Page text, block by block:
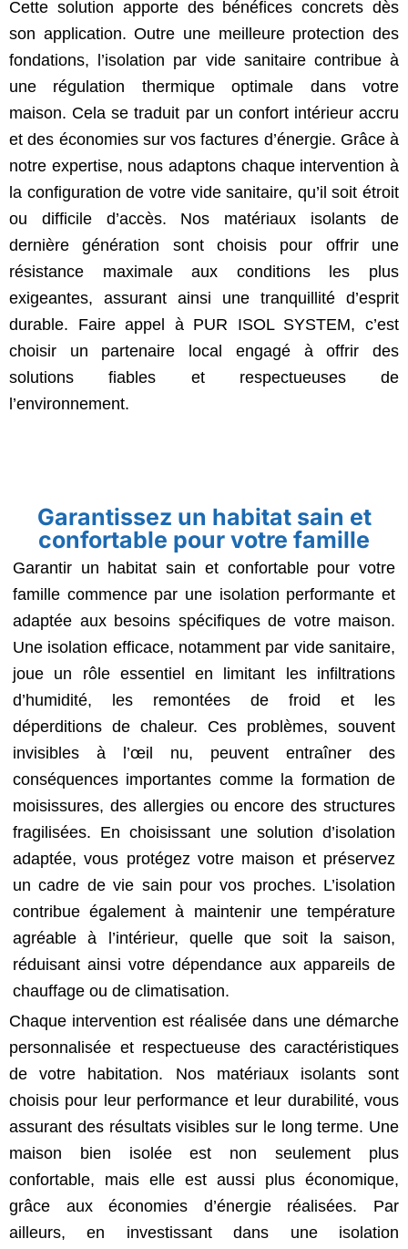
Cette solution apporte des bénéfices concrets dès
son application. Outre une meilleure protection des
fondations, l’isolation par vide sanitaire contribue à
une régulation thermique optimale dans votre
maison. Cela se traduit par un confort intérieur accru
et des économies sur vos factures d’énergie. Grâce à
notre expertise, nous adaptons chaque intervention à
la configuration de votre vide sanitaire, qu’il soit étroit
ou difficile d’accès. Nos matériaux isolants de
dernière génération sont choisis pour offrir une
résistance maximale aux conditions les plus
exigeantes, assurant ainsi une tranquillité d’esprit
durable. Faire appel à PUR ISOL SYSTEM, c’est
choisir un partenaire local engagé à offrir des
solutions fiables et respectueuses de
l’environnement.
Garantissez un habitat sain et
confortable pour votre famille
Garantir un habitat sain et confortable pour votre
famille commence par une isolation performante et
adaptée aux besoins spécifiques de votre maison.
Une isolation efficace, notamment par vide sanitaire,
joue un rôle essentiel en limitant les infiltrations
d’humidité, les remontées de froid et les
déperditions de chaleur. Ces problèmes, souvent
invisibles à l’œil nu, peuvent entraîner des
conséquences importantes comme la formation de
moisissures, des allergies ou encore des structures
fragilisées. En choisissant une solution d’isolation
adaptée, vous protégez votre maison et préservez
un cadre de vie sain pour vos proches. L’isolation
contribue également à maintenir une température
agréable à l’intérieur, quelle que soit la saison,
réduisant ainsi votre dépendance aux appareils de
chauffage ou de climatisation.
Chaque intervention est réalisée dans une démarche
personnalisée et respectueuse des caractéristiques
de votre habitation. Nos matériaux isolants sont
choisis pour leur performance et leur durabilité, vous
assurant des résultats visibles sur le long terme. Une
maison bien isolée est non seulement plus
confortable, mais elle est aussi plus économique,
grâce aux économies d’énergie réalisées. Par
ailleurs, en investissant dans une isolation